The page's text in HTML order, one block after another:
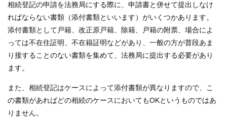
相続登記の申請を法務局にする際に、申請書と併せて提出しなけ
ればならない書類（添付書類といいます）がいくつかあります。
添付書類として戸籍、改正原戸籍、除籍、戸籍の附票、場合によ
っては不在住証明、不在籍証明などがあり、一般の方が普段あま
り接することのない書類を集めて、法務局に提出する必要があり
ます。
また、相続登記はケースによって添付書類が異なりますので、こ
の書類があればどの相続のケースにおいてもOKというものではあ
りません。